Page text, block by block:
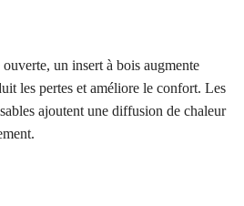
un insert à bois augmente
les pertes et améliore le confort. Les
ajoutent une diffusion de chaleur